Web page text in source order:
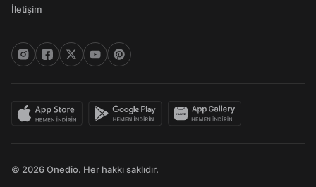
İletişim
© 2026 Onedio. Her hakkı saklıdır.